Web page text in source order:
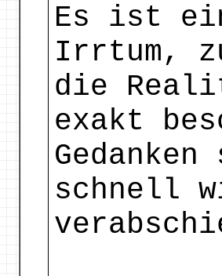
Es ist
Irrtum,
die
exakt
schnell